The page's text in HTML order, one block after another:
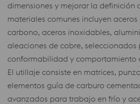
dimensiones y mejorar la definición
materiales comunes incluyen
carbono, aceros inoxidables,
aleaciones de cobre, seleccionados
conformabilidad y comportamiento
El utillaje consiste en matrices,
elementos guía de carburo
avanzados para trabajo en frío y